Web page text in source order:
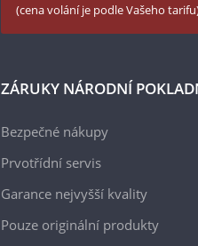
(cena volání je podle Vašeho
ZÁRUKY NÁRODNÍ
Bezpečné nákupy
Prvotřídní servis
Garance nejvyšší kvality
Pouze originální produkty